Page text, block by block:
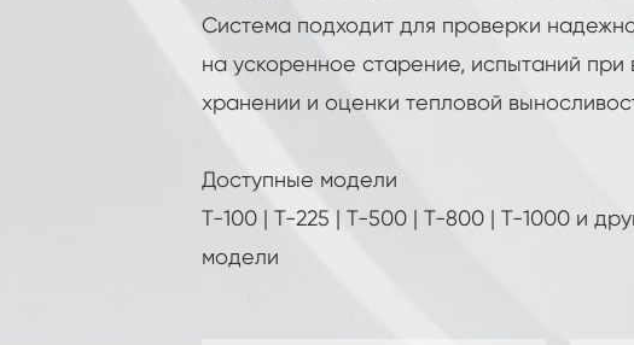
Температуры Вибрации Машины
Камера влажности температуры двойной
двери изготовленная на заказ
Срок годности испытательной камеры
Система подходит для проверки
на ускоренное старение, испытаний
хранении и оценки тепловой
Доступные модели
T-100 | T-225 | T-500 | T-800 | T-1000 и
модели